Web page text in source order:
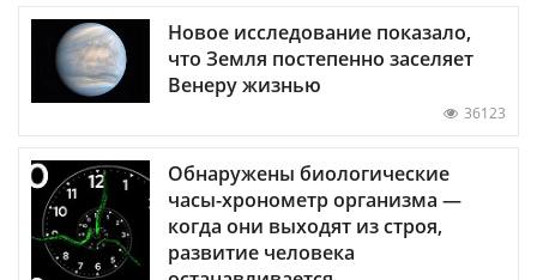
Новое исследование показало,
что Земля постепенно заселяет
Венеру жизнью
36123
Обнаружены биологические
часы-хронометр организма —
когда они выходят из строя,
развитие человека